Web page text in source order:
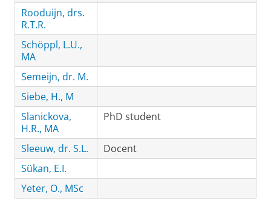
Rooduijn, drs.
R.T.R.
Schöppl, L.U.,
MA
Semeijn, dr. M.
Siebe, H., M
Slanickova,
H.R., MA
PhD student
Sleeuw, dr. S.L.
Docent
Sükan, E.I.
Yeter, O., MSc